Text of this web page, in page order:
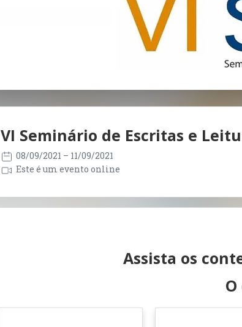
VI Seminário de Escritas e
08/09/2021 – 11/09/2021
Este é um evento online
Assista os